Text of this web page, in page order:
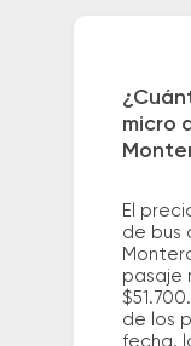
micro
El
de bus
pasaje
de los
fecha,